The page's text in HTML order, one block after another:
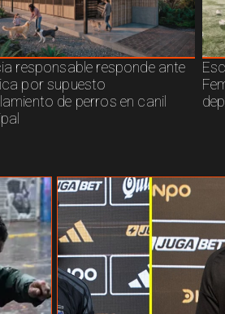
responsable responde ante
por supuesto
de perros en canil